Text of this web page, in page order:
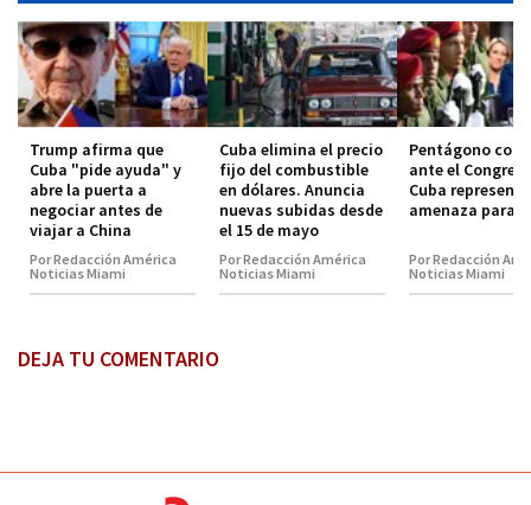
Trump afirma que
Cuba "pide ayuda" y
abre la puerta a
negociar antes de
viajar a China
Por Redacción América
Noticias Miami
Cuba elimina el precio
fijo del combustible
en dólares. Anuncia
nuevas subidas desde
el 15 de mayo
Por Redacción América
Noticias Miami
Pentágono
ante el
Cuba
amenaza para
Por Redacción
Noticias Miami
DEJA TU COMENTARIO